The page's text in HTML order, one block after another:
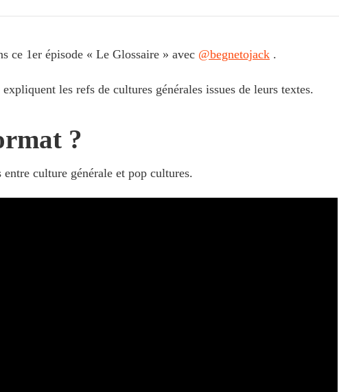
ce 1er épisode « Le Glossaire » avec ‪@begnetojack‬ .
les refs de cultures générales issues de leurs textes.
?
culture générale et pop cultures.